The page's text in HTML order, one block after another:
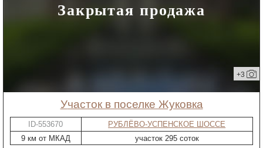
Закрытая продажа
+3
участок в поселке Жуковка
ID-553670
РУБЛЁВО-УСПЕНСКОЕ ШОССЕ
9 км от МКАД
участок 295 соток